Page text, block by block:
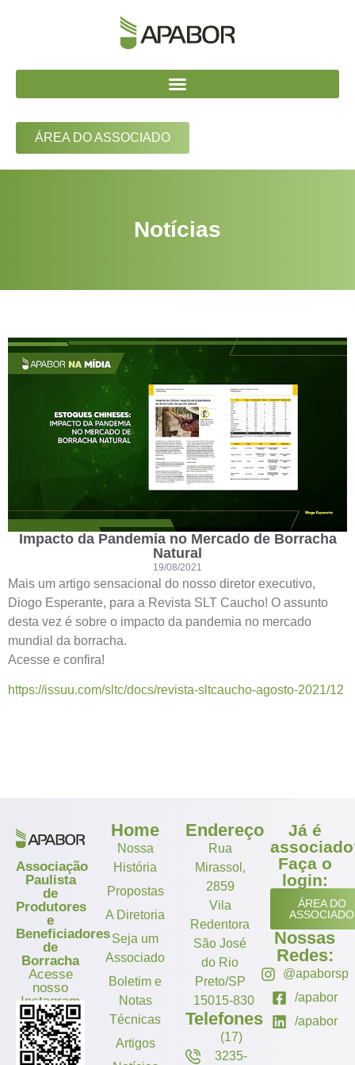
ÁREA DO ASSOCIADO
Notícias
Impacto da Pandemia no Mercado de Borracha
Natural
19/08/2021
Mais um artigo sensacional do nosso diretor executivo,
Diogo Esperante, para a Revista SLT Caucho! O assunto
desta vez é sobre o impacto da pandemia no mercado
mundial da borracha.
Acesse e confira!
https://issuu.com/sltc/docs/revista-sltcaucho-agosto-2021/12
Associação
Paulista
de
Produtores
e
Beneficiadores
de
Borracha
Acesse
nosso
Instagram
Home
Nossa
História
Propostas
A Diretoria
Seja um
Associado
Boletim e
Notas
Técnicas
Artigos
Endereço
Rua
Mirassol,
2859
Vila
Redentora
São José
do Rio
Preto/SP
15015-830
Telefones
(17)
3235-
Já é
Faça o
login:
ÁREA DO
ASSOCIADO
Nossas
Redes:
@apaborsp
/apabor
/apabor